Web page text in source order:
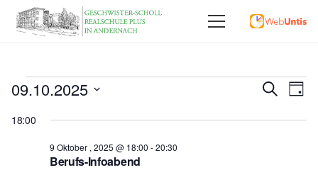
Veranstaltungen
Für
SucheTag
09.10.2025
18:00
Berufs-Infoabend
9 Oktober , 2025 @ 18:00 -20:30